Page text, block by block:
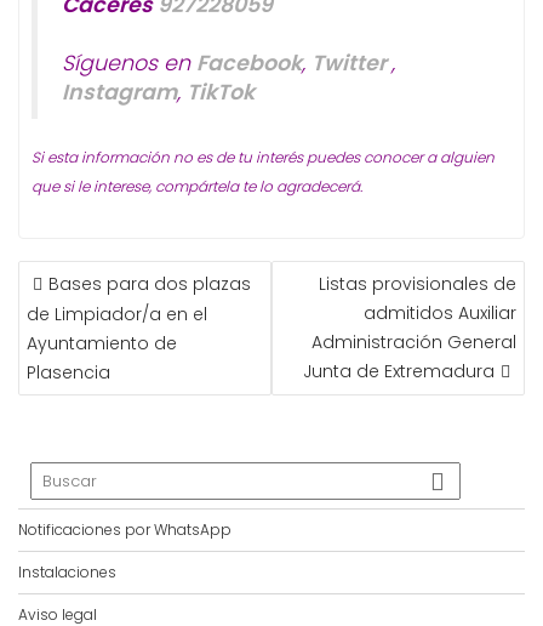
Síguenos en Facebook, Twitter,
Instagram, TikTok
Si esta información no es de tu interés puedes conocer a alguien
que si le interese, compártela te lo agradecerá.
NAVEGACIÓN
DE
ENTRADAS
Bases para dos plazas
de Limpiador/a en el
Ayuntamiento de
Plasencia
Listas provisionales de
admitidos Auxiliar
Administración General
Junta de Extremadura
Notificaciones por WhatsApp
Instalaciones
Aviso legal